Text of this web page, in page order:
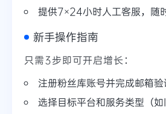
提供7×24小时人工客服，随
新手操作指南
只需3步即可开启增长：
注册粉丝库账号并完成邮箱验
选择目标平台和服务类型（